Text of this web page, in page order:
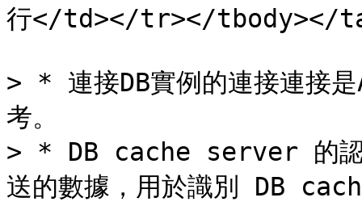
行</td></tr></tbody></
> * 連接DB實例的連接連接是
考。
> * DB cache server 的
送的數據，用於識別 DB